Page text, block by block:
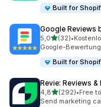
Built for
Google Reviews
5,0von 5 Sternen
(32)
32 Rezensionen
•
Google-
Built for
Revie: Reviews
4,8von 5 Sternen
(292)
292 Rezensionen
•Free
Send marketing